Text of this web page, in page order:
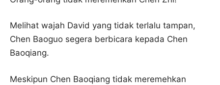
Melihat wajah David yang tidak terlalu tampan,
Chen Baoguo segera berbicara kepada Chen
Baoqiang.
Meskipun Chen Baoqiang tidak meremehkan